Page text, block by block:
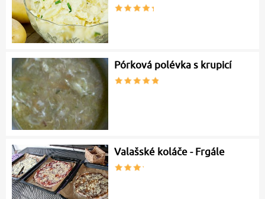
Pórková polévka s krupicí
Valašské koláče - Frgále